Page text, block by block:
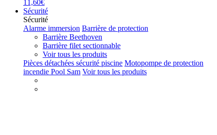
11,60€
Sécurité
Sécurité
Alarme immersion Barrière de protection
Barrière Beethoven
Barrière filet sectionnable
Voir tous les produits
Pièces détachées sécurité piscine Motopompe de protection
incendie Pool Sam Voir tous les produits